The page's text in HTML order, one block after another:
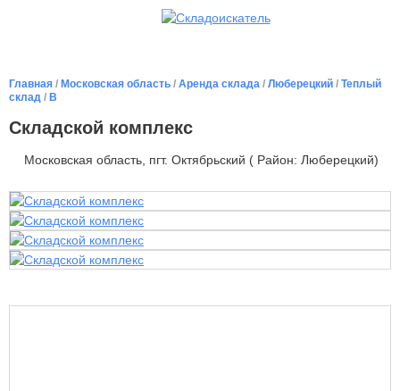
Главная / Московская область / Аренда склада / Люберецкий / Теплый
склад / B
Складской комплекс
Московская область, пгт. Октябрьский ( Район: Люберецкий)